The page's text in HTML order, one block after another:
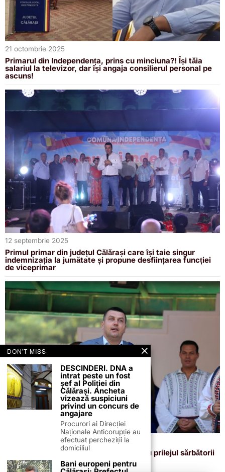
21 octombrie 2025
Primarul din Independența, prins cu minciuna?! Își tăia
salariul la televizor, dar își angaja consilierul personal pe
ascuns!
12 septembrie 2025
Primul primar din județul Călărași care își taie singur
indemnizația la jumătate și propune desființarea funcției
de viceprimar
Mesajul primarului Gabriel Rădulescu cu prilejul sărbătorii
„Adormirea Maicii Domnului”
DON'T MISS
DESCINDERI. DNA a
intrat peste un fost
șef al Poliției din
Călărași. Ancheta
vizează suspiciuni
privind un concurs de
angajare
Procurori ai Direcției
Naționale Anticorupție au
efectuat percheziții la
domiciliul
Bani europeni pentru